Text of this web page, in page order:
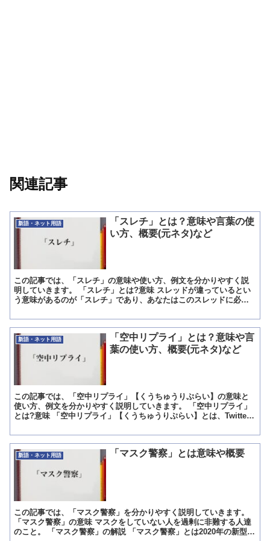
関連記事
新語・ネット用語
「スレチ」とは？意味や言葉の使
い方、概要(元ネタ)など
この記事では、「スレチ」の意味や使い方、例文を分かりやすく説
明していきます。 「スレチ」とは?意味 スレッドが違っているとい
う意味があるのが「スレチ」であり、あなたはこのスレッドに必要
新語・ネット用語
「空中リプライ」とは？意味や言
葉の使い方、概要(元ネタ)など
この記事では、「空中リプライ」【くうちゅうりぷらい】の意味と
使い方、例文を分かりやすく説明していきます。 「空中リプライ」
とは?意味 「空中リプライ」【くうちゅうりぷらい】とは、Twitter
新語・ネット用語 「マスク警察」とは意味や概要
この記事では、「マスク警察」を分かりやすく説明していきます。
「マスク警察」の意味 マスクをしていない人を過剰に非難する人達
のこと。 「マスク警察」の解説 「マスク警察」とは2020年の新型コ